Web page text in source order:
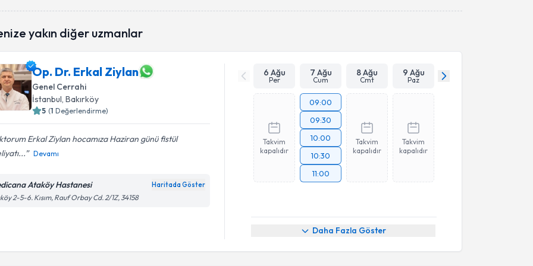
yakın diğer uzmanlar
Op. Dr. Erkal Ziylan
Genel Cerrahi
İstanbul, Bakırköy
5 (1 Değerlendirme)
Erkal Ziylan hocamıza Haziran günü fistül
Devamı
Ataköy Hastanesi Haritada Göster
2-5-6. Kısım, Rauf Orbay Cd. 2/1Z, 34158
6 Ağu
Per
7 Ağu
Cum
8 Ağu
Cmt
9 Ağu
Paz
Takvim
kapalıdır
09:00
09:30
10:00
10:30
11:00
Takvim
kapalıdır
Takvim
kapalıdır
Daha Fazla Göster